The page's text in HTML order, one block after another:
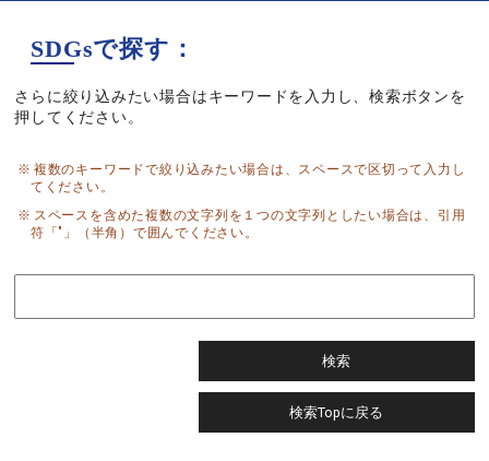
SDGsで探す：
さらに絞り込みたい場合はキーワードを入力し、検索ボタンを
押してください。
複数のキーワードで絞り込みたい場合は、スペースで区切って入力し
てください。
スペースを含めた複数の文字列を１つの文字列としたい場合は、引用
符「"」（半角）で囲んでください。